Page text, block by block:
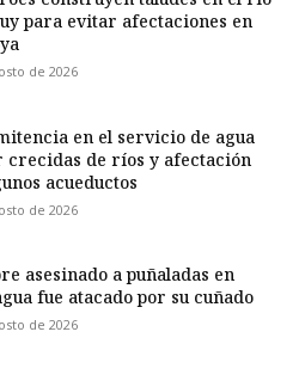
para evitar afectaciones en
de 2026
en el servicio de agua
crecidas de ríos y afectación
acueductos
de 2026
asesinado a puñaladas en
fue atacado por su cuñado
de 2026